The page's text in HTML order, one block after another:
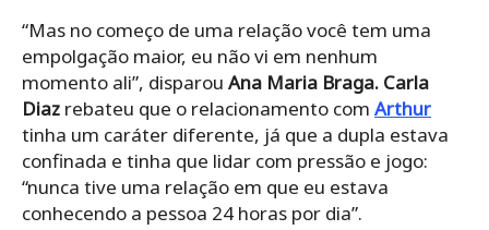
“Mas no começo de uma relação você tem uma
empolgação maior, eu não vi em nenhum
momento ali”, disparou Ana Maria Braga. Carla
Diaz rebateu que o relacionamento com Arthur
tinha um caráter diferente, já que a dupla estava
confinada e tinha que lidar com pressão e jogo:
“nunca tive uma relação em que eu estava
conhecendo a pessoa 24 horas por dia”.